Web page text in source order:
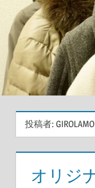
投稿者: GIROLAMO
オリジ